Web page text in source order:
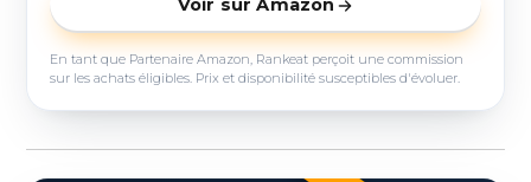
Voir sur Amazon
En tant que Partenaire Amazon, Rankeat perçoit une commission
sur les achats éligibles. Prix et disponibilité susceptibles d'évoluer.